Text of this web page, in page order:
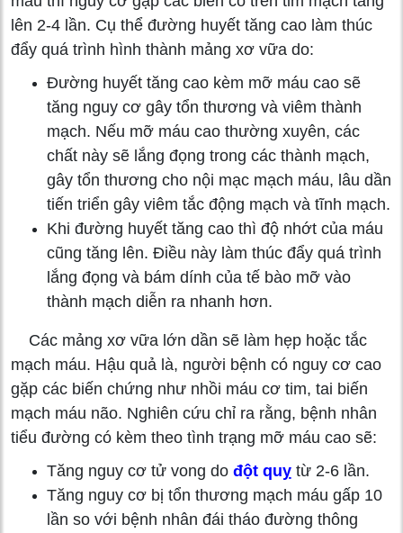
lên 2-4 lần. Cụ thể đường huyết tăng cao làm thúc
đẩy quá trình hình thành mảng xơ vữa do:
Đường huyết tăng cao kèm mỡ máu cao sẽ
tăng nguy cơ gây tổn thương và viêm thành
mạch. Nếu mỡ máu cao thường xuyên, các
chất này sẽ lắng đọng trong các thành mạch,
gây tổn thương cho nội mạc mạch máu, lâu dần
tiến triển gây viêm tắc động mạch và tĩnh mạch.
Khi đường huyết tăng cao thì độ nhớt của máu
cũng tăng lên. Điều này làm thúc đẩy quá trình
lắng đọng và bám dính của tế bào mỡ vào
thành mạch diễn ra nhanh hơn.
Các mảng xơ vữa lớn dần sẽ làm hẹp hoặc tắc
mạch máu. Hậu quả là, người bệnh có nguy cơ cao
gặp các biến chứng như nhồi máu cơ tim, tai biến
mạch máu não. Nghiên cứu chỉ ra rằng, bệnh nhân
tiểu đường có kèm theo tình trạng mỡ máu cao sẽ:
Tăng nguy cơ tử vong do đột quỵ từ 2-6 lần.
Tăng nguy cơ bị tổn thương mạch máu gấp 10
lần so với bệnh nhân đái tháo đường thông